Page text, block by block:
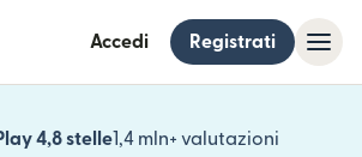
Accedi Registrati
4,8 stelle1,4 mln+ valutazioni